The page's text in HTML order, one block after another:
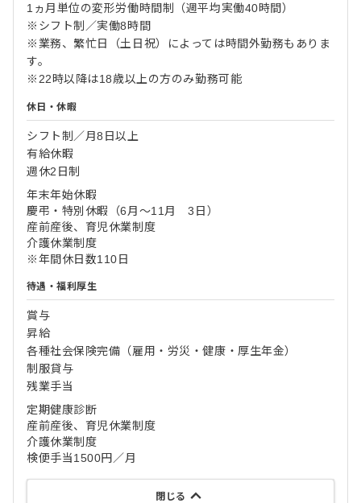
1ヵ月単位の変形労働時間制（週平均実働40時間）
※シフト制／実働8時間
※業務、繁忙日（土日祝）によっては時間外勤務もありま
す。
※22時以降は18歳以上の方のみ勤務可能
休日・休暇
シフト制／月8日以上
有給休暇
週休2日制
年末年始休暇
慶弔・特別休暇（6月～11月 3日）
産前産後、育児休業制度
介護休業制度
※年間休日数110日
待遇・福利厚生
賞与
昇給
各種社会保険完備（雇用・労災・健康・厚生年金）
制服貸与
残業手当
定期健康診断
産前産後、育児休業制度
介護休業制度
検便手当1500円／月
閉じる